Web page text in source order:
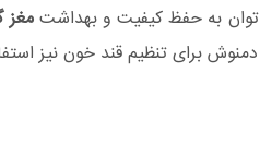
به حفظ کیفیت و بهداشتمغز
برای تنظیم قند خون نیز